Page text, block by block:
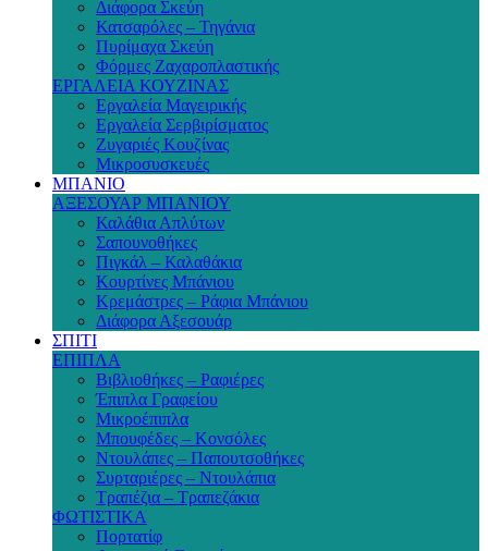
Διάφορα Σκεύη
Κατσαρόλες – Τηγάνια
Πυρίμαχα Σκεύη
Φόρμες Ζαχαροπλαστικής
ΕΡΓΑΛΕΙΑ ΚΟΥΖΙΝΑΣ
Εργαλεία Μαγειρικής
Εργαλεία Σερβιρίσματος
Ζυγαριές Κουζίνας
Μικροσυσκευές
ΜΠΑΝΙΟ
ΑΞΕΣΟΥΑΡ ΜΠΑΝΙΟΥ
Καλάθια Απλύτων
Σαπουνοθήκες
Πιγκάλ – Καλαθάκια
Κουρτίνες Μπάνιου
Κρεμάστρες – Ράφια Μπάνιου
Διάφορα Αξεσουάρ
ΣΠΙΤΙ
ΕΠΙΠΛΑ
Βιβλιοθήκες – Ραφιέρες
Έπιπλα Γραφείου
Μικροέπιπλα
Μπουφέδες – Κονσόλες
Ντουλάπες – Παπουτσοθήκες
Συρταριέρες – Ντουλάπια
Τραπέζια – Τραπεζάκια
ΦΩΤΙΣΤΙΚΑ
Πορτατίφ